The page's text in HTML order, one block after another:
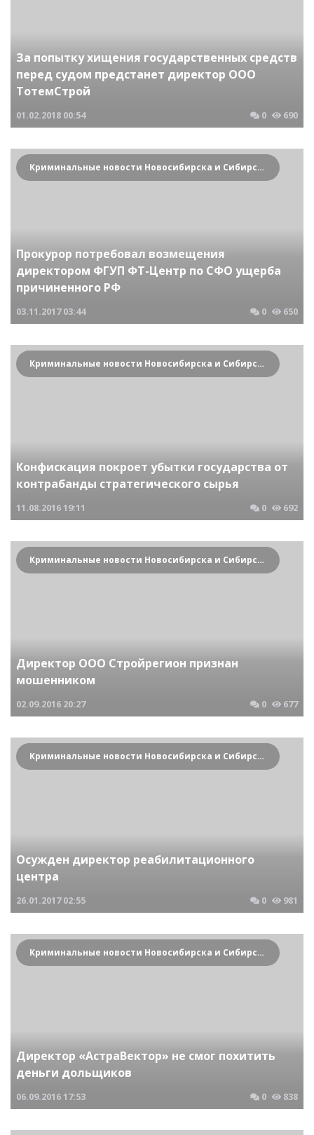
За попытку хищения государственных средств
перед судом предстанет директор ООО
ТотемСтрой
01.02.2018 00:54 0 690
Криминальные новости Новосибирска и Сибирского региона
Прокурор потребовал возмещения
директором ФГУП ФТ-Центр по СФО ущерба
причиненного РФ
03.11.2017 03:44 0 650
Криминальные новости Новосибирска и Сибирского региона
Конфискация покроет убытки государства от
контрабанды стратегического сырья
11.08.201619:11 0 692
Криминальные новости Новосибирска и Сибирского региона
Директор ООО Стройрегион признан
мошенником
02.09.2016 20:27 0 677
Криминальные новости Новосибирска и Сибирского региона
Осужден директор реабилитационного
центра
26.01.2017 02:55 0 981
Криминальные новости Новосибирска и Сибирского региона
Директор «АстраВектор» не смог похитить
деньги дольщиков
06.09.201617:53 0 838